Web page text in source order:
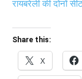
रायबरेली की दोनों
Share this:
X